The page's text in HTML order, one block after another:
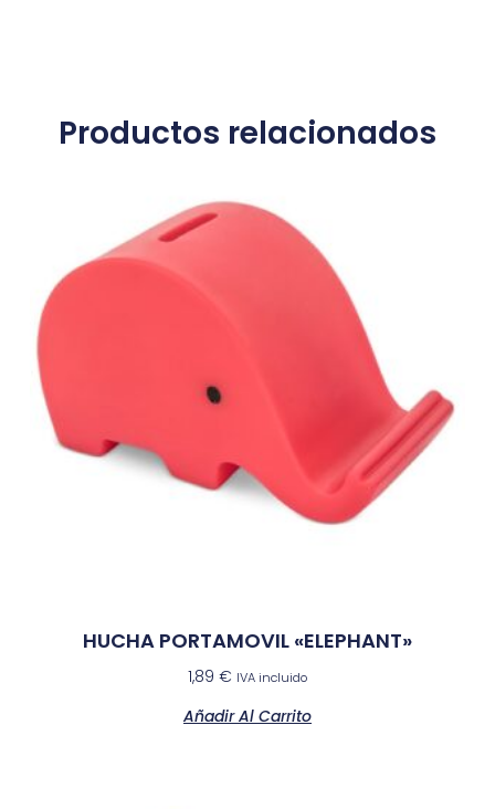
Productos relacionados
HUCHA PORTAMOVIL «ELEPHANT»
1,89 € IVA incluido
Añadir Al Carrito